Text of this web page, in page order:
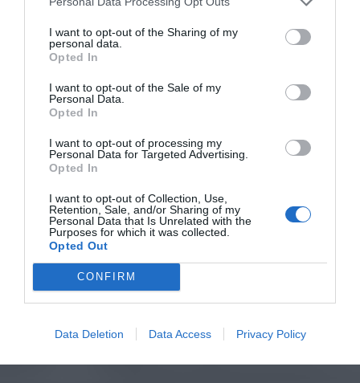
I want to opt-out of the Sharing of my
personal data.
Opted In
I want to opt-out of the Sale of my
Personal Data.
Opted In
I want to opt-out of processing my
Personal Data for Targeted Advertising.
Opted In
I want to opt-out of Collection, Use,
Retention, Sale, and/or Sharing of my
Personal Data that Is Unrelated with the
Purposes for which it was collected.
Opted Out
CONFIRM
Data Deletion Data Access Privacy Policy